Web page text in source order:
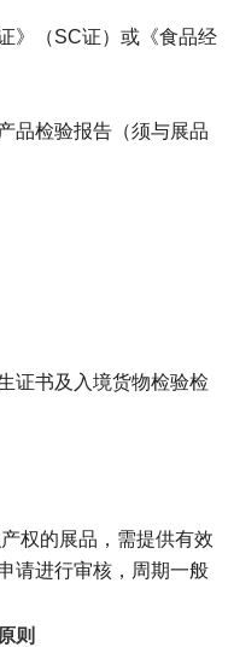
》（SC证）或《食品经
品检验报告（须与展品
证书及入境货物检验检
权的展品，需提供有效
请进行审核，周期一般
则